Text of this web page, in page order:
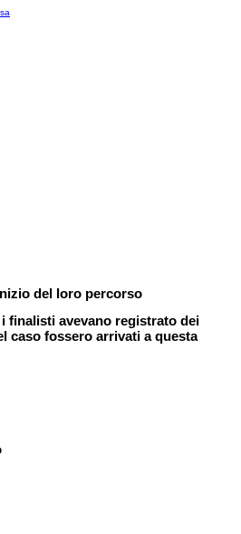
del loro percorso
finalisti avevano registrato dei
caso fossero arrivati a questa